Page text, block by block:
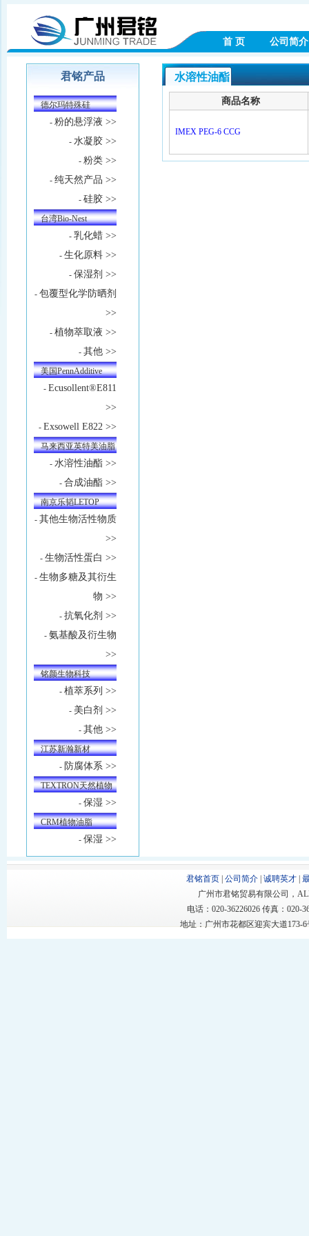
首 页 公司简介
君铭产品
德尔玛特殊硅
- 粉的悬浮液 >>
- 水凝胶 >>
- 粉类 >>
- 纯天然产品 >>
- 硅胶 >>
台湾Bio-Nest
- 乳化蜡 >>
- 生化原料 >>
- 保湿剂 >>
- 包覆型化学防晒剂
>>
- 植物萃取液 >>
- 其他 >>
美国PennAdditive
- Ecusollent®E811
>>
- Exsowell E822 >>
马来西亚英特美油脂
- 水溶性油酯 >>
- 合成油酯 >>
南京乐韬LETOP
- 其他生物活性物质
>>
- 生物活性蛋白 >>
- 生物多糖及其衍生
物 >>
- 抗氧化剂 >>
- 氨基酸及衍生物
>>
铭颜生物科技
- 植萃系列 >>
- 美白剂 >>
- 其他 >>
江苏新瀚新材
- 防腐体系 >>
TEXTRON天然植物
- 保湿 >>
CRM植物油脂
- 保湿 >>
水溶性油酯
商品名称
IMEX PEG-6 CCG
君铭首页 公司简介 诚聘英才
广州市君铭贸易有限公司，
电话：020-36226026 传真：020-
地址：广州市花都区迎宾大道173-